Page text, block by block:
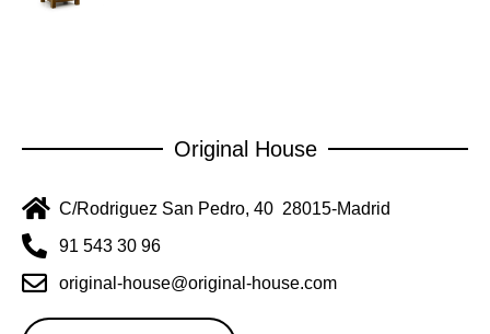
Original House
C/Rodriguez San Pedro, 40 28015-Madrid
91 543 30 96
original-house@original-house.com